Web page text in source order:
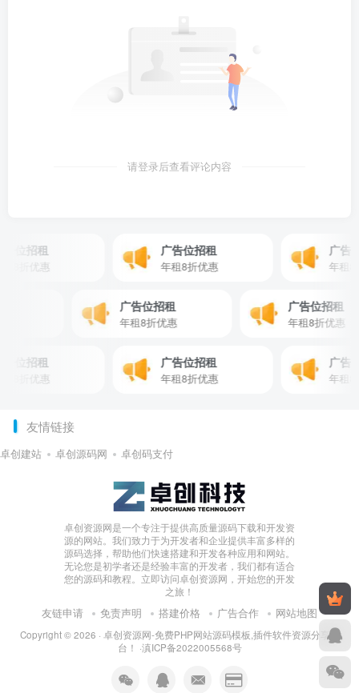
请登录后查看评论内容
招租
折优惠
广告位招租
年租8折优惠
广告位
年租8折
广告位招租
年租8折优惠
广告位招租
年租8折优
招租
折优惠
广告位招租
年租8折优惠
广告位
年租8折
友情链接
卓创建站 卓创源码网 卓创码支付
卓创资源网是一个专注于提供高质量源码下载和开发资
源的网站。我们致力于为开发者和企业提供丰富多样的
源码选择，帮助他们快速搭建和开发各种应用和网站。
无论您是初学者还是经验丰富的开发者，我们都有适合
您的源码和教程。立即访问卓创资源网，开始您的开发
之旅！
友链申请 免责声明 搭建价格 广告合作 网站地图
Copyright © 2026 · 卓创资源网-免费PHP网站源码模板,插件软件资源分享平
台！ ·滇ICP备2022005568号